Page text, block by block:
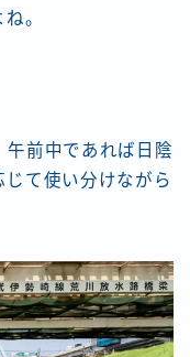
。
午前中であれば日陰
て使い分けながら